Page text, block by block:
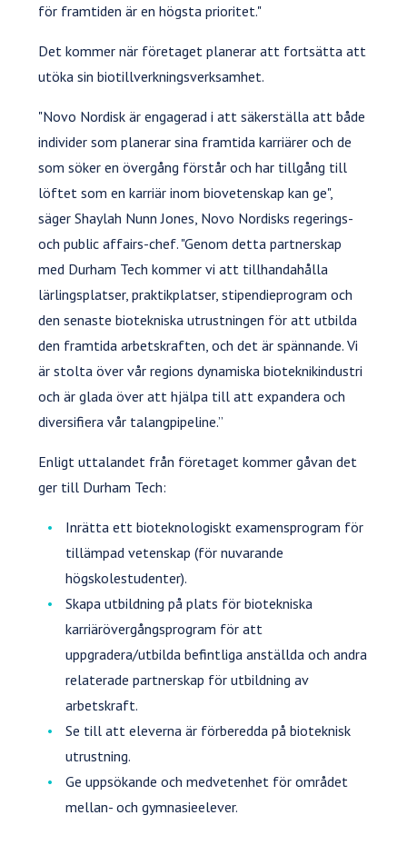
för framtiden är en högsta prioritet."
Det kommer när företaget planerar att fortsätta att
utöka sin biotillverkningsverksamhet.
"Novo Nordisk är engagerad i att säkerställa att både
individer som planerar sina framtida karriärer och de
som söker en övergång förstår och har tillgång till
löftet som en karriär inom biovetenskap kan ge",
säger Shaylah Nunn Jones, Novo Nordisks regerings-
och public affairs-chef. "Genom detta partnerskap
med Durham Tech kommer vi att tillhandahålla
lärlingsplatser, praktikplatser, stipendieprogram och
den senaste biotekniska utrustningen för att utbilda
den framtida arbetskraften, och det är spännande. Vi
är stolta över vår regions dynamiska bioteknikindustri
och är glada över att hjälpa till att expandera och
diversifiera vår talangpipeline.”
Enligt uttalandet från företaget kommer gåvan det
ger till Durham Tech:
Inrätta ett bioteknologiskt examensprogram för
tillämpad vetenskap (för nuvarande
högskolestudenter).
Skapa utbildning på plats för biotekniska
karriärövergångsprogram för att
uppgradera/utbilda befintliga anställda och andra
relaterade partnerskap för utbildning av
arbetskraft.
Se till att eleverna är förberedda på bioteknisk
utrustning.
Ge uppsökande och medvetenhet för området
mellan- och gymnasieelever.